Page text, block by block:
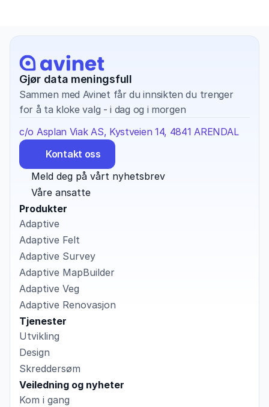
Gjør data meningsfull
Sammen med Avinet får du innsikten du trenger
for å ta kloke valg - i dag og i morgen
c/o Asplan Viak AS, Kystveien 14, 4841 ARENDAL
Kontakt oss
Meld deg på vårt nyhetsbrev
Våre ansatte
Produkter
Adaptive
Adaptive Felt
Adaptive Survey
Adaptive MapBuilder
Adaptive Veg
Adaptive Renovasjon
Tjenester
Utvikling
Design
Skreddersøm
Veiledning og nyheter
Kom i gang